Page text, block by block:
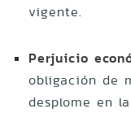
vigente.
Perjuicio
obligación de
desplome en